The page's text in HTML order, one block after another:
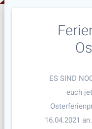
ES SIND
euch
16.04.2021